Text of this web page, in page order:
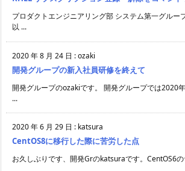
プロダクトエンジニアリング部 システム第一グルー
以 ...
2020 年 8 月 24 日 :ozaki
開発グループの新入社員研修を終えて
開発グループのozakiです。 開発グループでは2020
...
2020 年 6 月 29 日 : katsura
CentOS8に移行した際に苦労した点
お久しぶりです、開発Grのkatsuraです。CentOS6